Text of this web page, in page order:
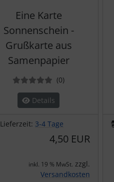
Eine Karte
Sonnenschein -
Grußkarte aus
Samenpapier
(0Bewertungen
)
Details
Lieferzeit: 3-4 Tage
4,50 EUR
inkl. 19 % MwSt. zzgl.
Versandkosten